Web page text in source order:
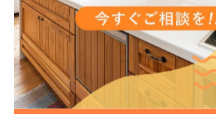
寒冷地で快適な家を実現
ム術